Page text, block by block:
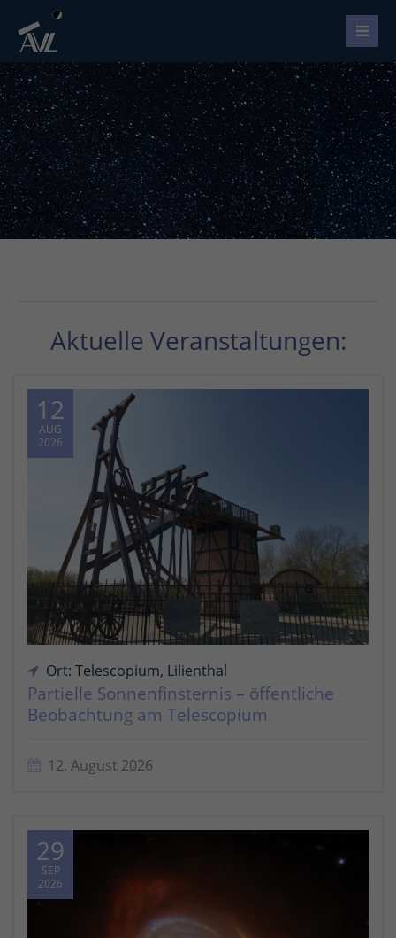
Aktuelle Veranstaltungen:
12
AUG
2026
Ort: Telescopium, Lilienthal
Partielle Sonnenfinsternis – öffentliche
Beobachtung am Telescopium
12. August 2026
29
SEP
2026